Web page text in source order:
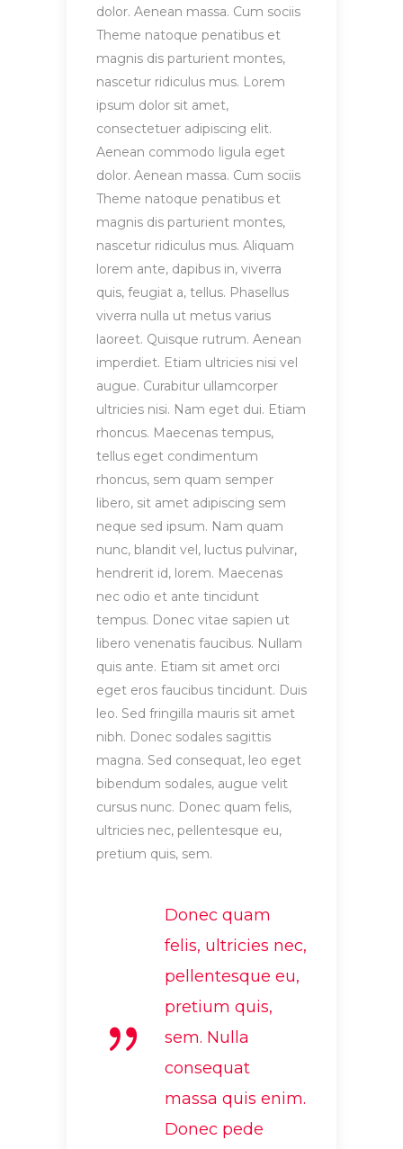
dolor. Aenean massa. Cum sociis
Theme natoque penatibus et
magnis dis parturient montes,
nascetur ridiculus mus. Lorem
ipsum dolor sit amet,
consectetuer adipiscing elit.
Aenean commodo ligula eget
dolor. Aenean massa. Cum sociis
Theme natoque penatibus et
magnis dis parturient montes,
nascetur ridiculus mus. Aliquam
lorem ante, dapibus in, viverra
quis, feugiat a, tellus. Phasellus
viverra nulla ut metus varius
laoreet. Quisque rutrum. Aenean
imperdiet. Etiam ultricies nisi vel
augue. Curabitur ullamcorper
ultricies nisi. Nam eget dui. Etiam
rhoncus. Maecenas tempus,
tellus eget condimentum
rhoncus, sem quam semper
libero, sit amet adipiscing sem
neque sed ipsum. Nam quam
nunc, blandit vel, luctus pulvinar,
hendrerit id, lorem. Maecenas
nec odio et ante tincidunt
tempus. Donec vitae sapien ut
libero venenatis faucibus. Nullam
quis ante. Etiam sit amet orci
eget eros faucibus tincidunt. Duis
leo. Sed fringilla mauris sit amet
nibh. Donec sodales sagittis
magna. Sed consequat, leo eget
bibendum sodales, augue velit
cursus nunc. Donec quam felis,
ultricies nec, pellentesque eu,
pretium quis, sem.
Donec quam
felis, ultricies nec,
pellentesque eu,
pretium quis,
sem. Nulla
consequat
massa quis enim.
Donec pede